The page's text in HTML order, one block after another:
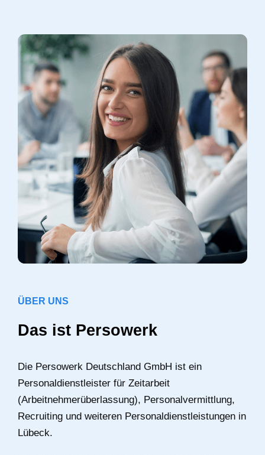
ÜBER UNS
Das ist Persowerk
Die Persowerk Deutschland GmbH ist ein
Personaldienstleister für Zeitarbeit
(Arbeitnehmerüberlassung), Personalvermittlung,
Recruiting und weiteren Personaldienstleistungen in
Lübeck.